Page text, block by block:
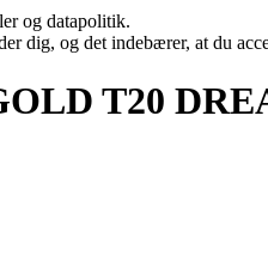
og datapolitik.
dig, og det indebærer, at du
T20